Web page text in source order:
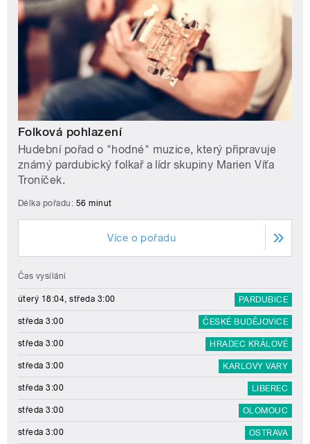
Folková pohlazení
Hudební pořad o "hodné" muzice, který připravuje
známý pardubický folkař a lídr skupiny Marien Víťa
Troníček.
Délka pořadu: 56 minut
Více o pořadu
Čas vysílání
úterý 18:04, středa 3:00 PARDUBICE
středa 3:00 ČESKÉ BUDĚJOVICE
středa 3:00 HRADEC KRÁLOVÉ
středa 3:00 KARLOVY VARY
středa 3:00 LIBEREC
středa 3:00 OLOMOUC
středa 3:00 OSTRAVA